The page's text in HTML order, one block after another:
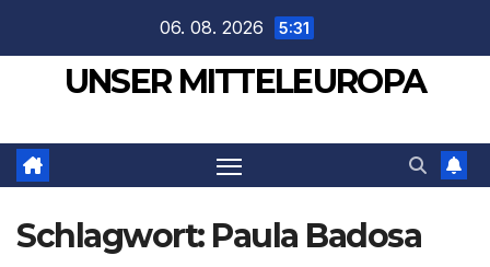
springen
06. 08. 2026 5:31
UNSER MITTELEUROPA
Schlagwort: Paula Badosa